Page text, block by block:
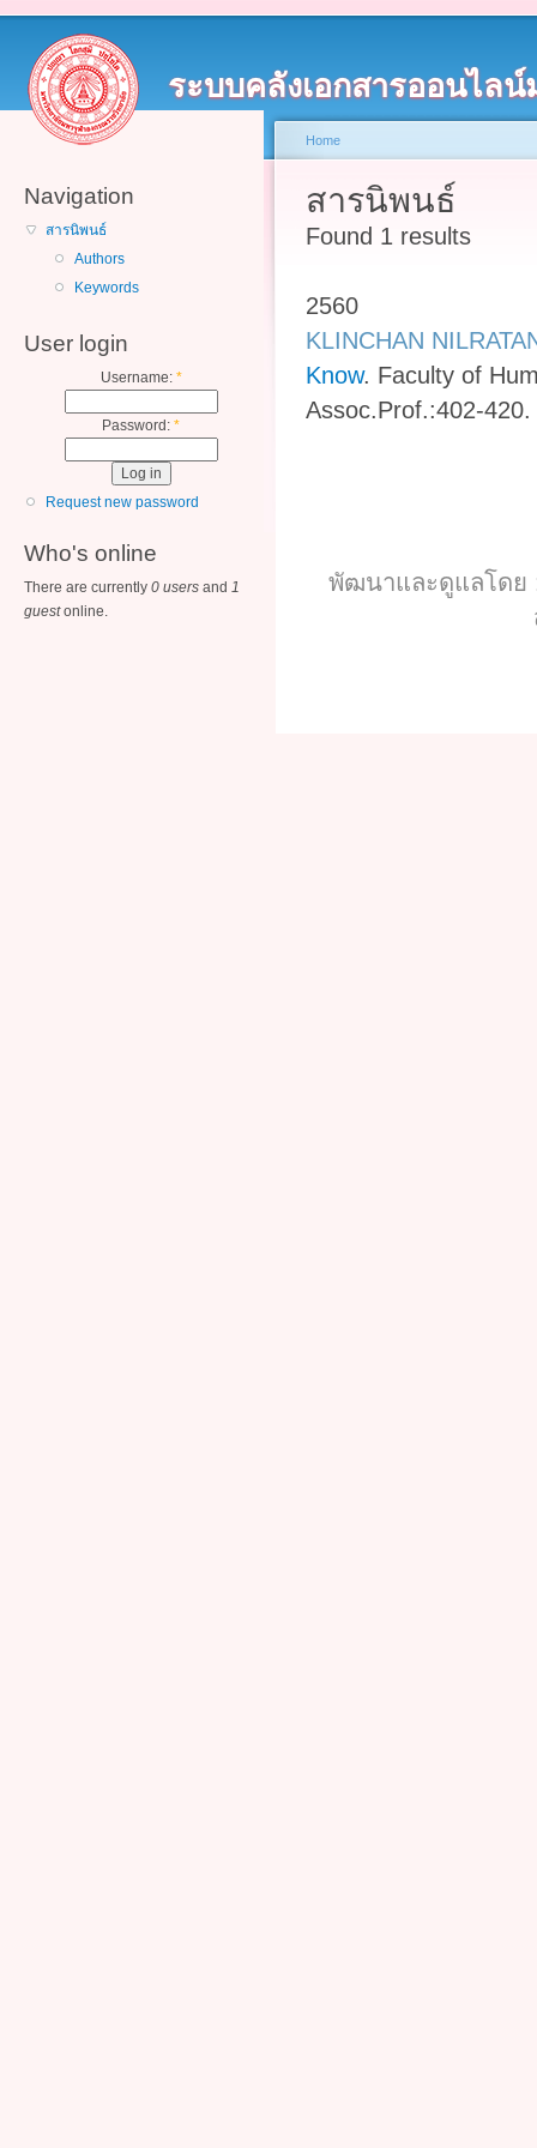
ระบบคลังเอกสารออนไล
Navigation
สารนิพนธ์
Authors
Keywords
User login
Username: *
Password: *
Request new password
Who's online
There are currently 0 users and 1
guestonline.
Home
สารนิพนธ์
Found 1 results
2560
KLINCHAN
Know. Faculty of
Assoc.Prof.:402-420.
พัฒนาและดูแลโดย